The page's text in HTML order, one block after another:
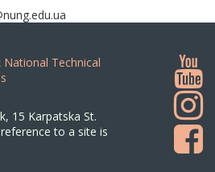
National Technical
15 Karpatska St.
to a site is